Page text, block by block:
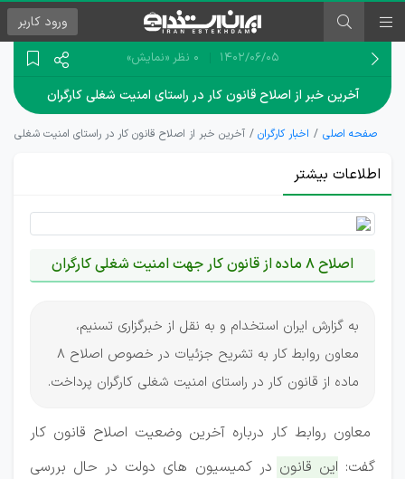
ورود کاربر
۱۴۰۲/۰۶/۰۵ 0 نظر «نمایش»
آخرین خبر از اصلاح قانون کار در راستای امنیت شغلی کارگران
صفحه اصلی اخبار کارگران آخرین خبر از اصلاح قانون کار در راستای امنیت شغلی
اطلاعات بیشتر
اصلاح 8 ماده از قانون کار جهت امنیت شغلی کارگران
به گزارش ایران استخدام و به نقل از خبرگزاری تسنیم،
معاون روابط کار به تشریح جزئیات در خصوص اصلاح 8
ماده از قانون کار در راستای امنیت شغلی کارگران پرداخت.
معاون روابط کار درباره آخرین وضعیت اصلاح قانون کار
گفت: این قانون در کمیسیون های دولت در حال بررسی